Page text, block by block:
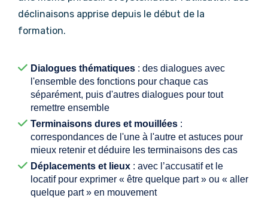
déclinaisons apprise depuis le début de la
formation.
Dialogues thématiques : des dialogues avec
l'ensemble des fonctions pour chaque cas
séparément, puis d'autres dialogues pour tout
remettre ensemble
Terminaisons dures et mouillées :
correspondances de l'une à l'autre et astuces pour
mieux retenir et déduire les terminaisons des cas
Déplacements et lieux : avec l’accusatif et le
locatif pour exprimer « être quelque part » ou « aller
quelque part » en mouvement